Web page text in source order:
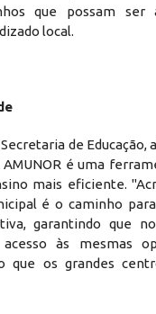
que possam ser
local.
de Educação,
é uma
mais eficiente.
é o caminho
garantindo que
às mesmas
que os grandes